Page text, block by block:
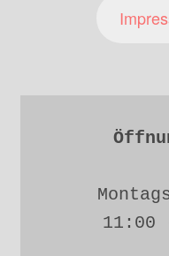
11:00